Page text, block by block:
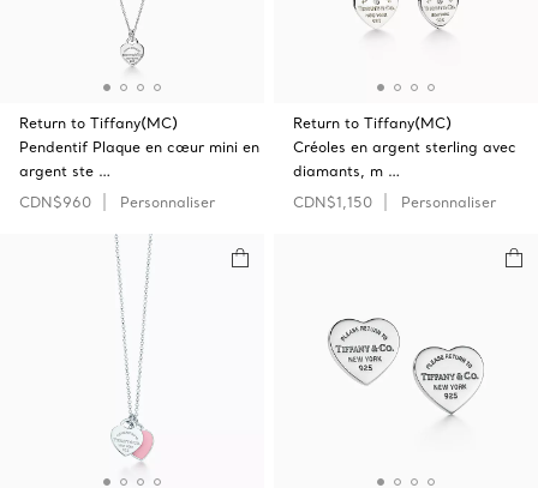
Return to Tiffany(MC)
Pendentif Plaque en cœur mini en
argent ste …
CDN$960
Personnaliser
Return to Tiffany(MC)
Créoles en argent sterling avec
diamants, m …
CDN$1,150
Personnaliser